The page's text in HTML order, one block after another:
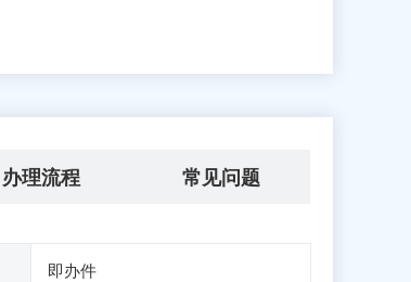
办理流程 常见问题
即办件